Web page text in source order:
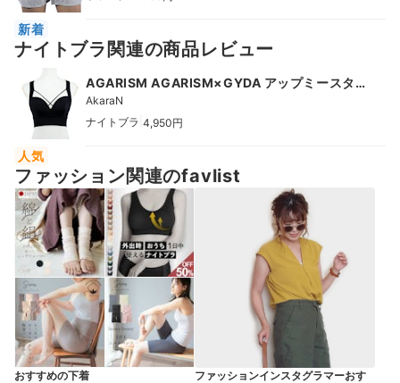
新着
ナイトブラ関連の商品レビュー
AGARISM AGARISM×GYDA アップミースタ
イリングブラ
AkaraN
ナイトブラ 4,950円
人気
ファッション関連のfavlist
おすすめの下着
ファッションインスタグラマーおす